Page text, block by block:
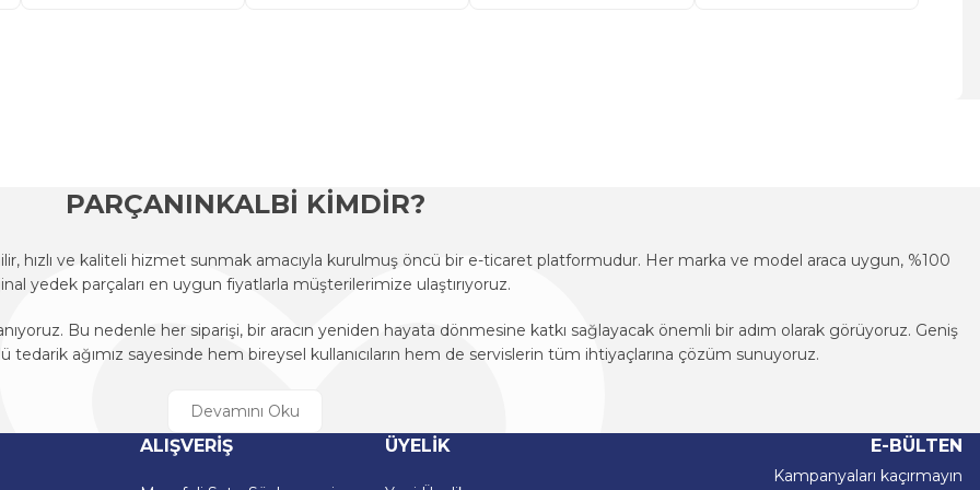
Yorum Yaz
Soru Sor
Gönder
Deneyimini Paylaş
PARÇANINKALBİ KİMDİR?
hızlı ve kaliteli hizmet sunmak amacıyla kurulmuş öncü bir e-ticaret platformudur. Her marka ve model araca uygun, %100
yedek parçaları en uygun fiyatlarla müşterilerimize ulaştırıyoruz.
Bu nedenle her siparişi, bir aracın yeniden hayata dönmesine katkı sağlayacak önemli bir adım olarak görüyoruz. Geniş
ağımız sayesinde hem bireysel kullanıcıların hem de servislerin tüm ihtiyaçlarına çözüm sunuyoruz.
hızlı ve kaliteli hizmet sunmak amacıyla kurulmuş öncü bir e-ticaret platformudur. Her marka ve model araca uygun, %100
Bu nedenle her siparişi, bir aracın yeniden hayata dönmesine katkı sağlayacak önemli bir adım olarak görüyoruz. Geniş
ALIŞVERİŞ ÜYELİK E-BÜLTEN
Kampanyaları kaçırmayın